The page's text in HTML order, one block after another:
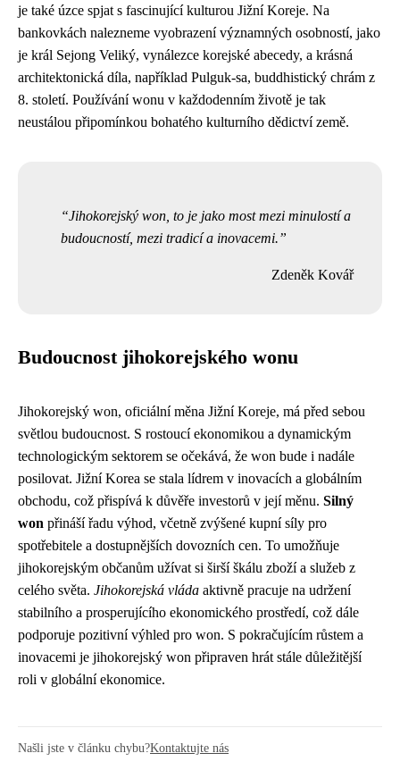
je také úzce spjat s fascinující kulturou Jižní Koreje. Na
bankovkách nalezneme vyobrazení významných osobností, jako
je král Sejong Veliký, vynálezce korejské abecedy, a krásná
architektonická díla, například Pulguk-sa, buddhistický chrám z
8. století. Používání wonu v každodenním životě je tak
neustálou připomínkou bohatého kulturního dědictví země.
Jihokorejský won, to je jako most mezi minulostí a
budoucností, mezi tradicí a inovacemi.
Zdeněk Kovář
Budoucnost jihokorejského wonu
Jihokorejský won, oficiální měna Jižní Koreje, má před sebou
světlou budoucnost. S rostoucí ekonomikou a dynamickým
technologickým sektorem se očekává, že won bude i nadále
posilovat. Jižní Korea se stala lídrem v inovacích a globálním
obchodu, což přispívá k důvěře investorů v její měnu. Silný
won přináší řadu výhod, včetně zvýšené kupní síly pro
spotřebitele a dostupnějších dovozních cen. To umožňuje
jihokorejským občanům užívat si širší škálu zboží a služeb z
celého světa. Jihokorejská vláda aktivně pracuje na udržení
stabilního a prosperujícího ekonomického prostředí, což dále
podporuje pozitivní výhled pro won. S pokračujícím růstem a
inovacemi je jihokorejský won připraven hrát stále důležitější
roli v globální ekonomice.
Našli jste v článku chybu?Kontaktujte nás